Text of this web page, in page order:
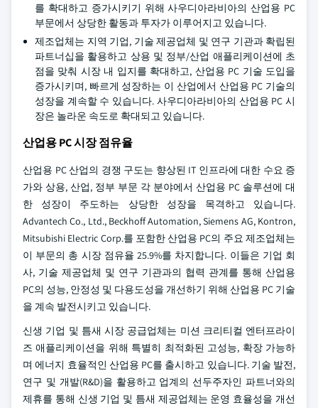
를 확대하고 증가시키기 위해 사우디아라비아의 산업용 PC
부문에서 상당한 활동과 투자가 이루어지고 있습니다.
제조업체는 지역 기업, 기술 제공업체 및 연구 기관과 확립된
파트너십을 활용하고 상용 및 정부/산업 애플리케이션에 초
점을 맞춰 시장 내 입지를 확대하고, 산업용 PC 기술 도입을
증가시키며, 빠르게 성장하는 이 산업에서 산업용 PC 기술의
성장을 계속할 수 있습니다. 사우디아라비아의 산업용 PC 시
장은 놀라운 속도로 확대되고 있습니다.
산업용 PC 시장 점유율
산업용 PC 산업의 경쟁 구도는 향상된 IT 인프라에 대한 수요 증
가와 상용, 산업, 정부 부문 각 분야에서 산업용 PC 솔루션에 대
한 성장이 주도하는 상당한 성장을 목격하고 있습니다.
Advantech Co., Ltd., Beckhoff Automation, Siemens AG, Kontron,
Mitsubishi Electric Corp.를 포함한 산업용 PC의 주요 제조업체는
이 부문의 총 시장 점유율 25.9%를 차지합니다. 이들은 기업 회
사, 기술 제공업체 및 연구 기관과의 협력 관계를 통해 산업용
PC의 성능, 안정성 및 다용도성을 개선하기 위해 산업용 PC 기술
을 계속 발전시키고 있습니다.
신생 기업 및 틈새 시장 공급업체는 미션 크리티컬 엔터프라이
즈 애플리케이션을 위해 특별히 최적화된 고성능, 확장 가능하
며 에너지 효율적인 산업용 PC를 출시하고 있습니다. 기술 발전,
연구 및 개발(R&D)을 활용하고 업계의 선두주자인 파트너와의
제휴를 통해 신생 기업 및 틈새 제공업체는 운영 효율성을 개선